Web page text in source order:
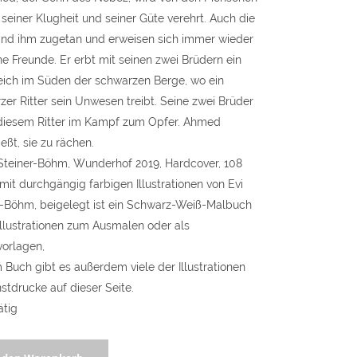
Klugheit und seiner Güte verehrt. Auch die
ihm zugetan und erweisen sich immer wieder
Freunde. Er erbt mit seinen zwei Brüdern ein
im Süden der schwarzen Berge, wo ein
Ritter sein Unwesen treibt. Seine zwei Brüder
Ritter im Kampf zum Opfer. Ahmed
sie zu rächen.
Böhm, Wunderhof 2019, Hardcover, 108
durchgängig farbigen Illustrationen von Evi
Böhm, beigelegt ist ein Schwarz-Weiß-Malbuch
zum Ausmalen oder als
Buch gibt es außerdem viele der Illustrationen
auf dieser Seite.